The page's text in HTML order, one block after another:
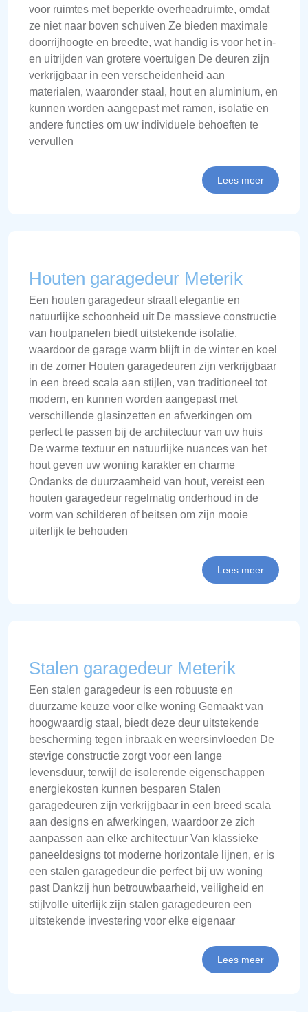
voor ruimtes met beperkte overheadruimte, omdat
ze niet naar boven schuiven Ze bieden maximale
doorrijhoogte en breedte, wat handig is voor het in-
en uitrijden van grotere voertuigen De deuren zijn
verkrijgbaar in een verscheidenheid aan
materialen, waaronder staal, hout en aluminium, en
kunnen worden aangepast met ramen, isolatie en
andere functies om uw individuele behoeften te
vervullen
Lees meer
Houten garagedeur Meterik
Een houten garagedeur straalt elegantie en
natuurlijke schoonheid uit De massieve constructie
van houtpanelen biedt uitstekende isolatie,
waardoor de garage warm blijft in de winter en koel
in de zomer Houten garagedeuren zijn verkrijgbaar
in een breed scala aan stijlen, van traditioneel tot
modern, en kunnen worden aangepast met
verschillende glasinzetten en afwerkingen om
perfect te passen bij de architectuur van uw huis
De warme textuur en natuurlijke nuances van het
hout geven uw woning karakter en charme
Ondanks de duurzaamheid van hout, vereist een
houten garagedeur regelmatig onderhoud in de
vorm van schilderen of beitsen om zijn mooie
uiterlijk te behouden
Lees meer
Stalen garagedeur Meterik
Een stalen garagedeur is een robuuste en
duurzame keuze voor elke woning Gemaakt van
hoogwaardig staal, biedt deze deur uitstekende
bescherming tegen inbraak en weersinvloeden De
stevige constructie zorgt voor een lange
levensduur, terwijl de isolerende eigenschappen
energiekosten kunnen besparen Stalen
garagedeuren zijn verkrijgbaar in een breed scala
aan designs en afwerkingen, waardoor ze zich
aanpassen aan elke architectuur Van klassieke
paneeldesigns tot moderne horizontale lijnen, er is
een stalen garagedeur die perfect bij uw woning
past Dankzij hun betrouwbaarheid, veiligheid en
stijlvolle uiterlijk zijn stalen garagedeuren een
uitstekende investering voor elke eigenaar
Lees meer